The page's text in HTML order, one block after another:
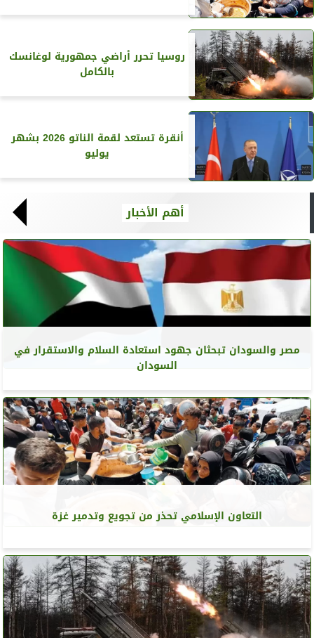
روسيا تحرر أراضي جمهورية لوغانسك
بالكامل
أنقرة تستعد لقمة الناتو 2026 بشهر
يوليو
أهم الأخبار
مصر والسودان تبحثان جهود استعادة السلام والاستقرار في
السودان
التعاون الإسلامي تحذر من تجويع وتدمير غزة